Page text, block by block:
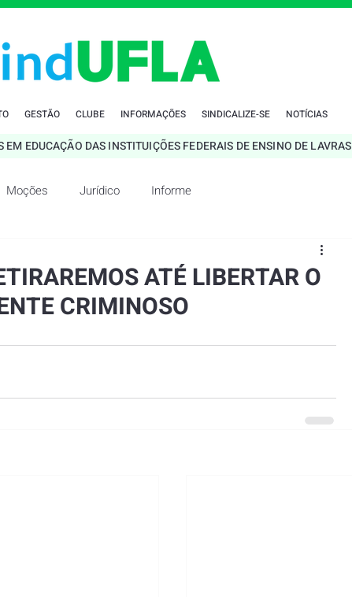
GESTÃO CLUBE INFORMAÇÕES SINDICALIZE-SE NOTÍCIAS
EDUCAÇÃO DAS INSTITUIÇÕES FEDERAIS DE ENSINO DE LAVRAS
Moções Jurídico Informe
ATÉ LIBERTAR O
CRIMINOSO